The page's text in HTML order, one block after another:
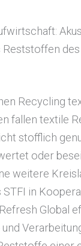
Reststoffen
Recycling
fallen textile
stofflich
oder
weitere
STFI in
Global